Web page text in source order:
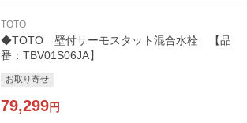
TOTO
◆TOTO 壁付サーモスタット混合水栓 【品
番：TBV01S06JA】
お取り寄せ
79,299円